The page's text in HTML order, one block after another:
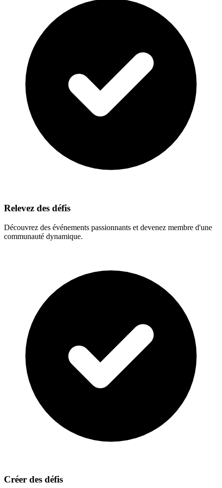
Relevez des défis
Découvrez des événements passionnants et devenez membre d'une
communauté dynamique.
Créer des défis